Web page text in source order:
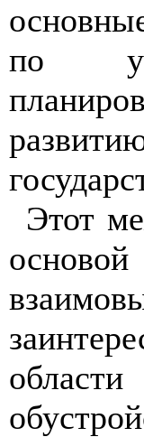
по
Этот